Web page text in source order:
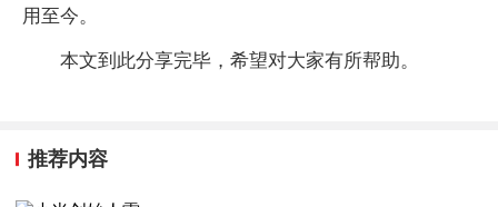
用至今。
本文到此分享完毕，希望对大家有所帮助。
推荐内容